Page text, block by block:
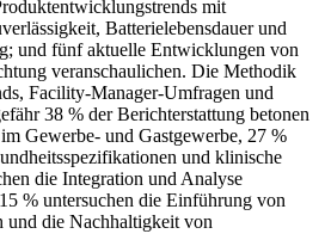
mit
Batterielebensdauer und
und fünf aktuelle Entwicklungen von
veranschaulichen. Die Methodik
Facility-Manager-Umfragen und
38 % der Berichterstattung betonen
Gewerbe- und Gastgewerbe, 27 %
und klinische
die Integration und Analyse
% untersuchen die Einführung von
die Nachhaltigkeit von